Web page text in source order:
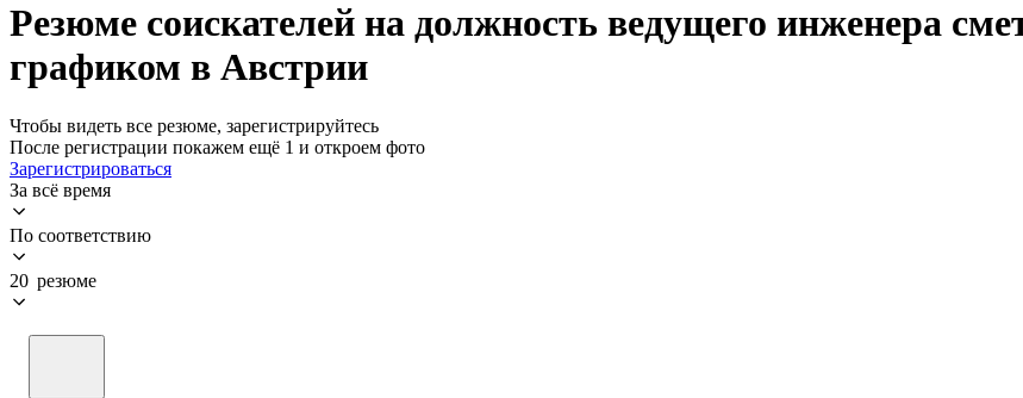
Резюме соискателей на должность ведущего инженера
графиком в Австрии
Чтобы видеть все резюме, зарегистрируйтесь
После регистрации покажем ещё 1 и откроем фото
Зарегистрироваться
За всё время
По соответствию
20 резюме